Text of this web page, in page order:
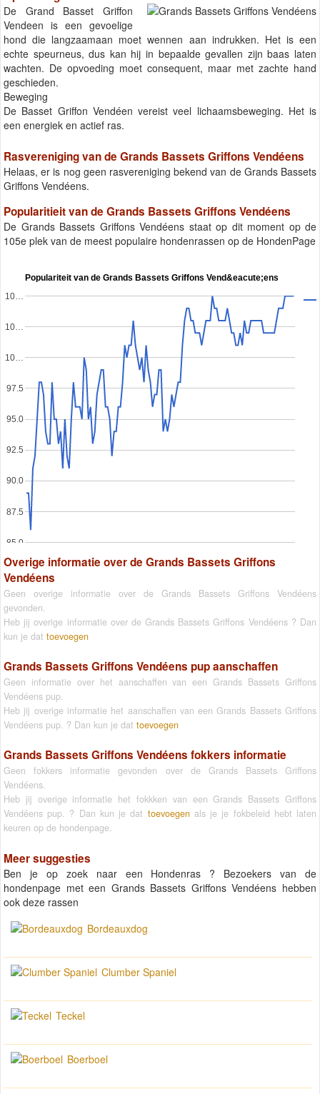
De Grand Basset Griffon
Vendeen is een gevoelige
hond die langzaamaan moet wennen aan indrukken. Het is een
echte speurneus, dus kan hij in bepaalde gevallen zijn baas laten
wachten. De opvoeding moet consequent, maar met zachte hand
geschieden.
Beweging
De Basset Griffon Vendéen vereist veel lichaamsbeweging. Het is
een energiek en actief ras.
Rasvereniging van de Grands Bassets Griffons Vendéens
Helaas, er is nog geen rasvereniging bekend van de Grands Bassets
Griffons Vendéens.
Popularitieit van de Grands Bassets Griffons Vendéens
De Grands Bassets Griffons Vendéens staat op dit moment op de
105e plek van de meest populaire hondenrassen op de HondenPage
Populariteit van de Grands Bassets Griffons Vend&eacute;ens
85.0
87.5
90.0
92.5
95.0
97.5
10…
10…
10…
Overige informatie over de Grands Bassets Griffons
Vendéens
Geen overige informatie over de Grands Bassets Griffons Vendéens
gevonden.
Heb jij overige informatie over de Grands Bassets Griffons Vendéens ? Dan
kun je dat toevoegen
Grands Bassets Griffons Vendéens pup aanschaffen
Geen informatie over het aanschaffen van een Grands Bassets Griffons
Vendéens pup.
Heb jij overige informatie het aanschaffen van een Grands Bassets Griffons
Vendéens pup. ? Dan kun je dat toevoegen
Grands Bassets Griffons Vendéens fokkers informatie
Geen fokkers informatie gevonden over de Grands Bassets Griffons
Vendéens.
Heb jij overige informatie het fokkken van een Grands Bassets Griffons
Vendéens pup. ? Dan kun je dat toevoegenals je je fokbeleid hebt laten
keuren op de hondenpage.
Meer suggesties
Ben je op zoek naar een Hondenras ? Bezoekers van de
hondenpage met een Grands Bassets Griffons Vendéens hebben
ook deze rassen
Bordeauxdog
Clumber Spaniel
Teckel
Boerboel